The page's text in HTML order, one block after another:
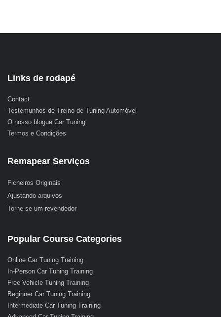
Links de rodapé
Contact
Testemunhos de Treino de Tuning Automóvel
O nosso blogue Car Tuning
Termos e Condições
Remapear Serviços
Ficheiros Originais
Ajustando arquivos
Torne-se um revendedor
Popular Course Categories
Online Car Tuning Training
In-Person Car Tuning Training
Free Vehicle Tuning Training
Beginner Car Tuning Training
Intermediate Car Tuning Training